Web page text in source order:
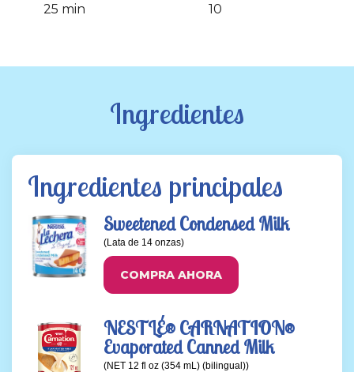
25 min
10
Ingredientes
Ingredientes principales
Sweetened Condensed Milk
(Lata de 14 onzas)
COMPRA AHORA
NESTLÉ® CARNATION®
Evaporated Canned Milk
(NET 12 fl oz (354 mL) (bilingual))